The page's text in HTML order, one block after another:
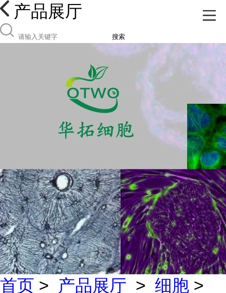
产品展厅
搜索
首页 > 产品展厅 > 细胞 >